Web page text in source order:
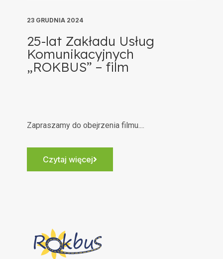
23 GRUDNIA 2024
25-lat Zakładu Usług
Komunikacyjnych
„ROKBUS” – film
Zapraszamy do obejrzenia filmu....
Czytaj więcej